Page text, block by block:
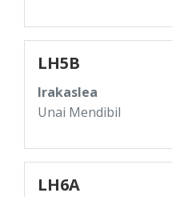
LH5B
Irakaslea
Unai Mendibil
LH6A